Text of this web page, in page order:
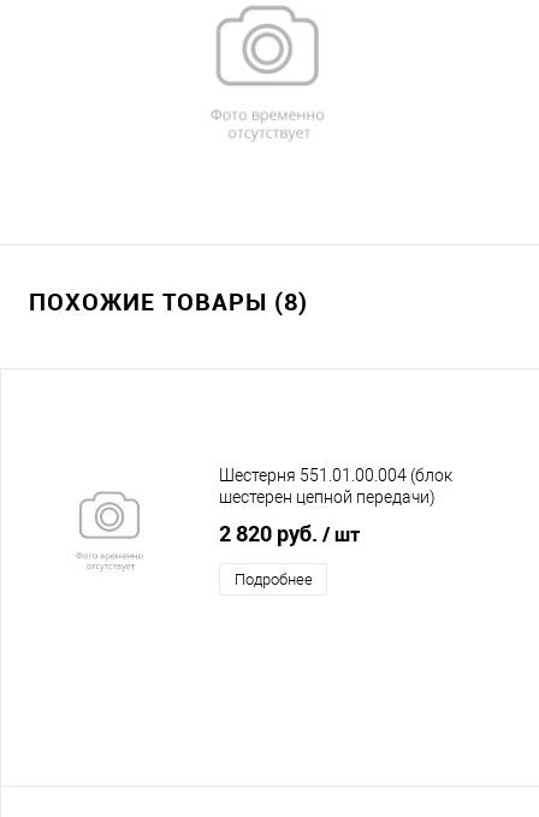
ПОХОЖИЕ ТОВАРЫ (8)
Шестерня 551.01.00.004 (блок
шестерен цепной передачи)
2 820 руб. / шт
Подробнее